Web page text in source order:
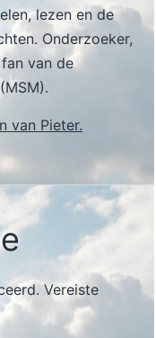
lezen en de
Onderzoeker,
van de
van Pieter.
Vereiste